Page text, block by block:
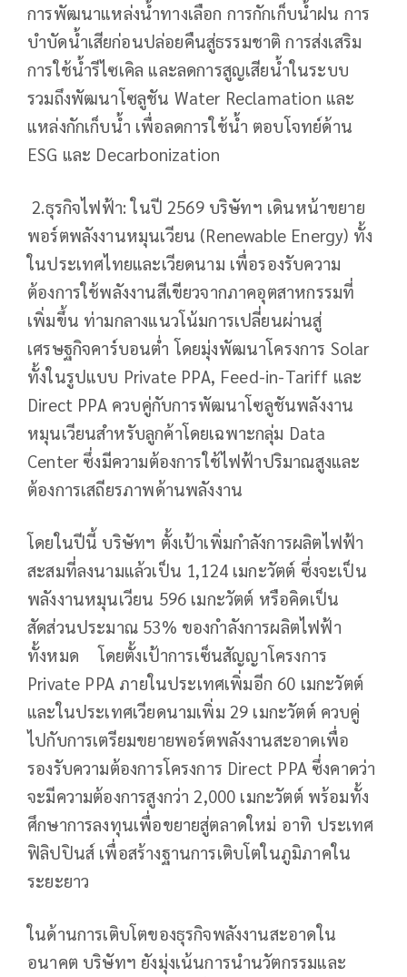
การพัฒนาแหล่งน้ำทางเลือก การกักเก็บน้ำฝน การ
บำบัดน้ำเสียก่อนปล่อยคืนสู่ธรรมชาติ การส่งเสริม
การใช้น้ำรีไซเคิล และลดการสูญเสียน้ำในระบบ
รวมถึงพัฒนาโซลูชัน Water Reclamation และ
แหล่งกักเก็บน้ำ เพื่อลดการใช้น้ำ ตอบโจทย์ด้าน
ESG และ Decarbonization
2.ธุรกิจไฟฟ้า: ในปี 2569 บริษัทฯ เดินหน้าขยาย
พอร์ตพลังงานหมุนเวียน (Renewable Energy) ทั้ง
ในประเทศไทยและเวียดนาม เพื่อรองรับความ
ต้องการใช้พลังงานสีเขียวจากภาคอุตสาหกรรมที่
เพิ่มขึ้น ท่ามกลางแนวโน้มการเปลี่ยนผ่านสู่
เศรษฐกิจคาร์บอนต่ำ โดยมุ่งพัฒนาโครงการ Solar
ทั้งในรูปแบบ Private PPA, Feed-in-Tariff และ
Direct PPA ควบคู่กับการพัฒนาโซลูชันพลังงาน
หมุนเวียนสำหรับลูกค้าโดยเฉพาะกลุ่ม Data
Center ซึ่งมีความต้องการใช้ไฟฟ้าปริมาณสูงและ
ต้องการเสถียรภาพด้านพลังงาน
โดยในปีนี้ บริษัทฯ ตั้งเป้าเพิ่มกำลังการผลิตไฟฟ้า
สะสมที่ลงนามแล้วเป็น 1,124 เมกะวัตต์ ซึ่งจะเป็น
พลังงานหมุนเวียน 596 เมกะวัตต์ หรือคิดเป็น
สัดส่วนประมาณ 53% ของกำลังการผลิตไฟฟ้า
ทั้งหมด โดยตั้งเป้าการเซ็นสัญญาโครงการ
Private PPA ภายในประเทศเพิ่มอีก 60 เมกะวัตต์
และในประเทศเวียดนามเพิ่ม 29 เมกะวัตต์ ควบคู่
ไปกับการเตรียมขยายพอร์ตพลังงานสะอาดเพื่อ
รองรับความต้องการโครงการ Direct PPA ซึ่งคาดว่า
จะมีความต้องการสูงกว่า 2,000 เมกะวัตต์ พร้อมทั้ง
ศึกษาการลงทุนเพื่อขยายสู่ตลาดใหม่ อาทิ ประเทศ
ฟิลิปปินส์ เพื่อสร้างฐานการเติบโตในภูมิภาคใน
ระยะยาว
ในด้านการเติบโตของธุรกิจพลังงานสะอาดใน
อนาคต บริษัทฯ ยังมุ่งเน้นการนำนวัตกรรมและ